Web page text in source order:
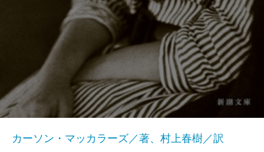
カーソン・マッカラーズ／著、村上春樹／訳